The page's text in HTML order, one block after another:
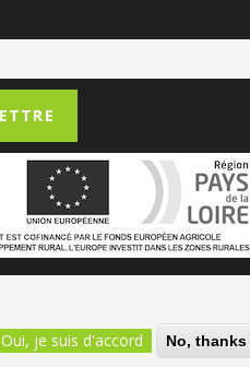
Site Réalisé par
Oui, je suis d'accord No, thanks